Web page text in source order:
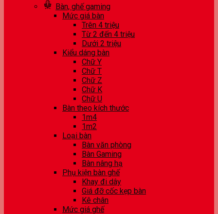
Bàn, ghế gaming
Mức giá bàn
Trên 4 triệu
Từ 2 đến 4 triệu
Dưới 2 triệu
Kiểu dáng bàn
Chữ Y
Chữ T
Chữ Z
Chữ K
Chữ U
Bàn theo kích thước
1m4
1m2
Loại bàn
Bàn văn phòng
Bàn Gaming
Bàn nâng hạ
Phụ kiện bàn ghế
Khay đi dây
Giá đỡ cốc kẹp bàn
Kê chân
Mức giá ghế